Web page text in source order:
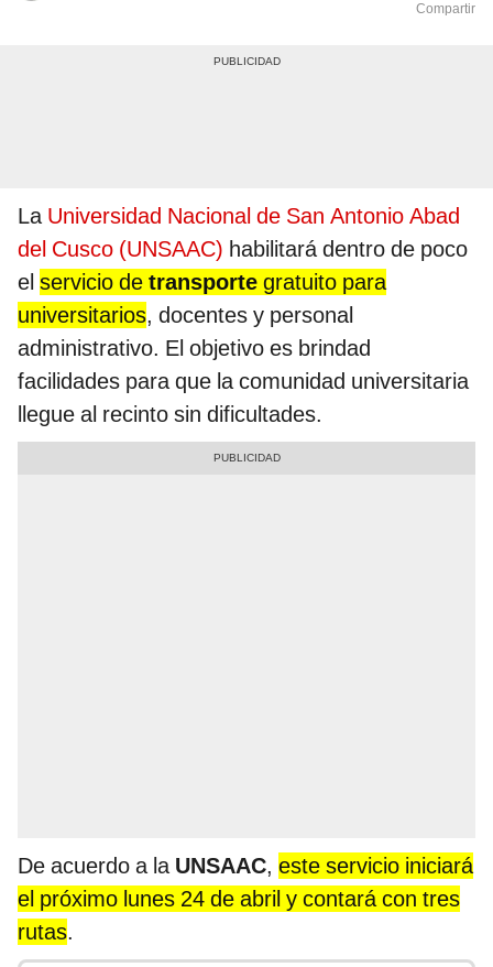
Compartir
La Universidad Nacional de San Antonio Abad
del Cusco (UNSAAC) habilitará dentro de poco
el servicio de transporte gratuito para
universitarios, docentes y personal
administrativo. El objetivo es brindad
facilidades para que la comunidad universitaria
llegue al recinto sin dificultades.
De acuerdo a la UNSAAC, este servicio iniciará
el próximo lunes 24 de abril y contará con tres
rutas.